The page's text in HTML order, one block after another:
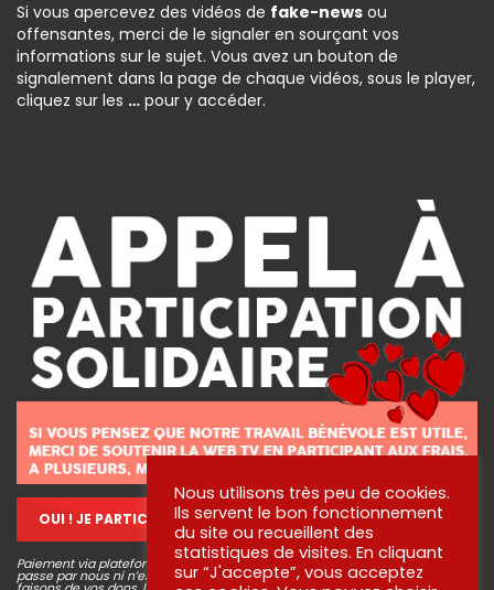
Si vous apercevez des vidéos de fake-news ou
offensantes, merci de le signaler en sourçant vos
informations sur le sujet. Vous avez un bouton de
signalement dans la page de chaque vidéos, sous le player,
cliquez sur les … pour y accéder.
OUI ! JE PARTICIPE !
Paiement via plateforme sécurisé STRIPE, aucune information bancaire ne
passe par nous ni n’est conservée. Pour en savoir plus sur ce que nous
Nous utilisons très peu de cookies.
Ils servent le bon fonctionnement
du site ou recueillent des
statistiques de visites. En cliquant
sur “J'accepte”, vous acceptez